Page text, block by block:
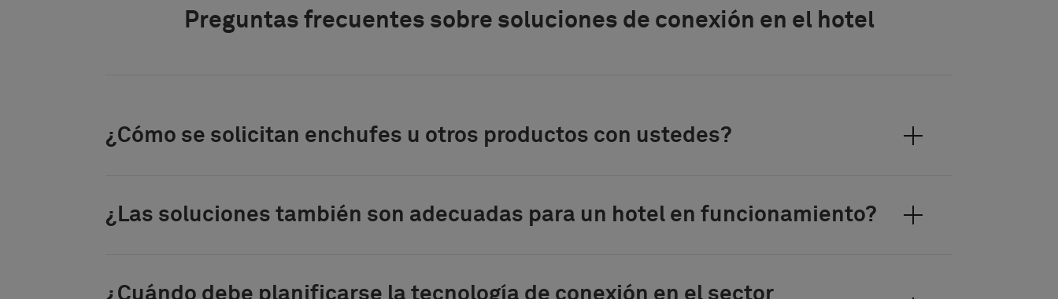
Preguntas frecuentes sobre soluciones de conexión en el hotel
¿Cómo se solicitan enchufes u otros productos con ustedes?
¿Las soluciones también son adecuadas para un hotel en funcionamiento?
¿Cuándo debe planificarse la tecnología de conexión en el sector